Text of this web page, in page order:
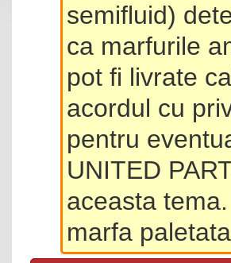
semifluid)
ca marfurile
pot fi livrate
acordul cu
pentru
UNITED
aceasta
marfa